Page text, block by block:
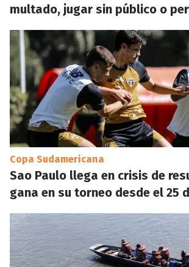
multado, jugar sin público o
Copa Sudamericana
Sao Paulo llega en crisis de
gana en su torneo desde el 25